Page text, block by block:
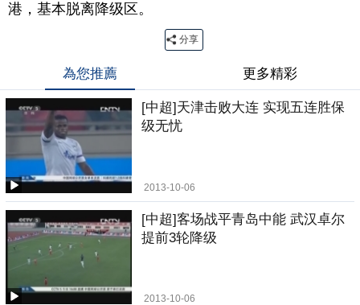
港，基本脱离降级区。
分享
為您推薦 更多精彩
[中超]天津击败大连 实现五连胜保
级无忧
2013-10-06
[中超]客场战平青岛中能 武汉卓尔
提前3轮降级
2013-10-06